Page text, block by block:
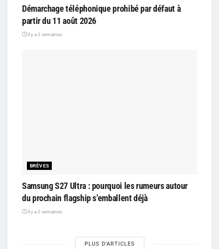
Démarchage téléphonique prohibé par défaut à
partir du 11 août 2026
il y a 2 semaines
BRÈVES
Samsung S27 Ultra : pourquoi les rumeurs autour
du prochain flagship s’emballent déjà
il y a 2 semaines
PLUS D'ARTICLES